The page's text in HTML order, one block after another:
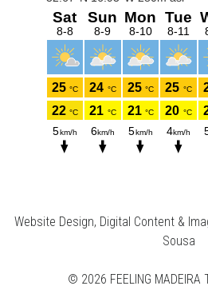
Website Design, Digital Content &
Sousa
© 2026 FEELING MADEIRA